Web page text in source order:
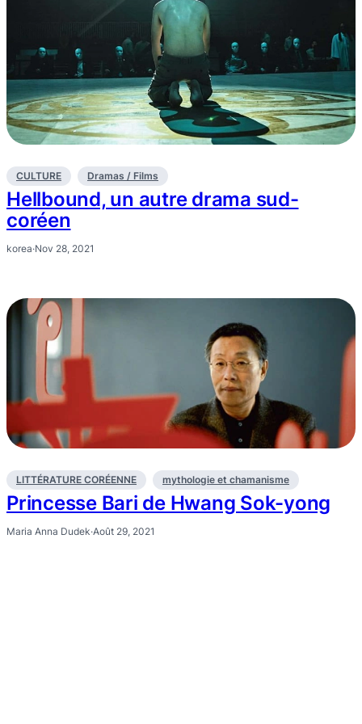
CULTURE Dramas / Films
Hellbound, un autre drama sud-
coréen
korea·Nov 28, 2021
LITTÉRATURE CORÉENNE mythologie et chamanisme
Princesse Bari de Hwang Sok-yong
Maria Anna Dudek·Août 29, 2021